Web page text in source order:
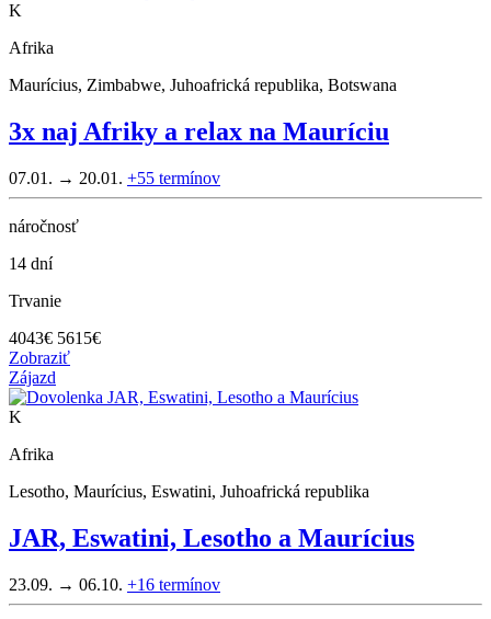
K
Afrika
Maurícius, Zimbabwe, Juhoafrická republika, Botswana
3x naj Afriky a relax na Mauríciu
07.01. → 20.01. +55 termínov
náročnosť
14 dní
Trvanie
4043€ 5615€
Zobraziť
Zájazd
K
Afrika
Lesotho, Maurícius, Eswatini, Juhoafrická republika
JAR, Eswatini, Lesotho a Maurícius
23.09. → 06.10. +16 termínov